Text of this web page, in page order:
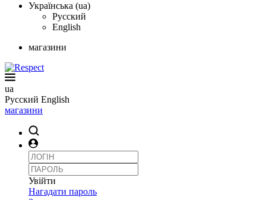
Українська (ua)
Русский
English
магазини
ua
Русский English
магазини
Увійти
Нагадати пароль